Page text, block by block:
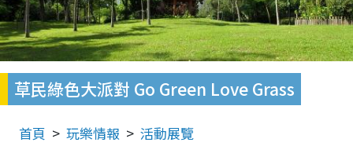
草民綠色大派對 Go Green Love Grass
首頁 玩樂情報 活動展覽